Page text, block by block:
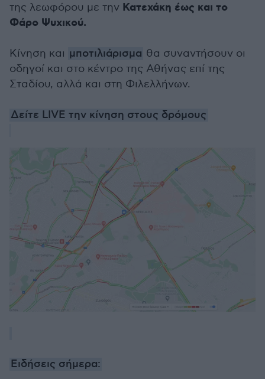
της λεωφόρου με την Κατεχάκη έως και το
Φάρο Ψυχικού.
Κίνηση και μποτιλιάρισμα θα συναντήσουν οι
οδηγοί και στο κέντρο της Αθήνας επί της
Σταδίου, αλλά και στη Φιλελλήνων.
Δείτε LIVE την κίνηση στους δρόμους
Ειδήσεις σήμερα: